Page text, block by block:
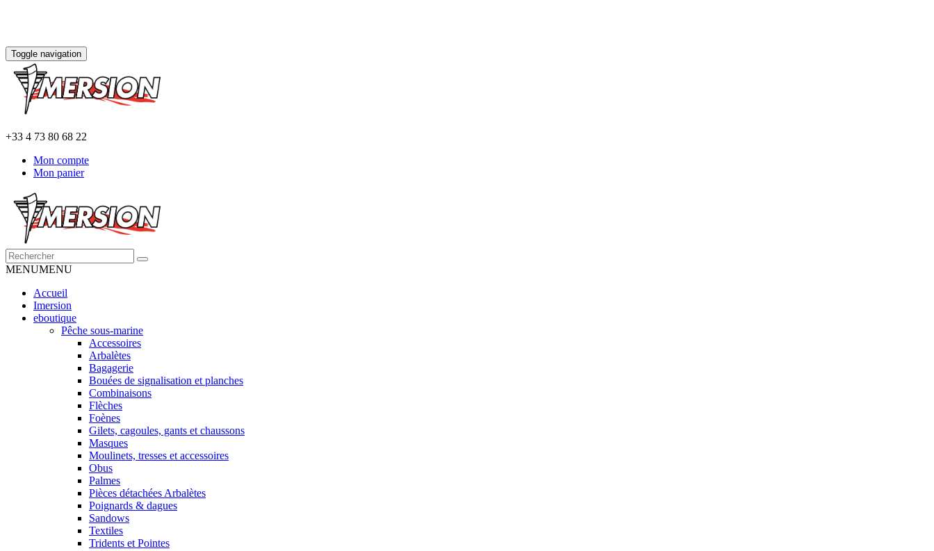
Toggle navigation
+33 4 73 80 68 22
Mon compte
Mon panier
MENUMENU
Accueil
Imersion
eboutique
Pêche sous-marine
Accessoires
Arbalètes
Bagagerie
Bouées de signalisation et planches
Combinaisons
Flèches
Foènes
Gilets, cagoules, gants et chaussons
Masques
Moulinets, tresses et accessoires
Obus
Palmes
Pièces détachées Arbalètes
Poignards & dagues
Sandows
Textiles
Tridents et Pointes